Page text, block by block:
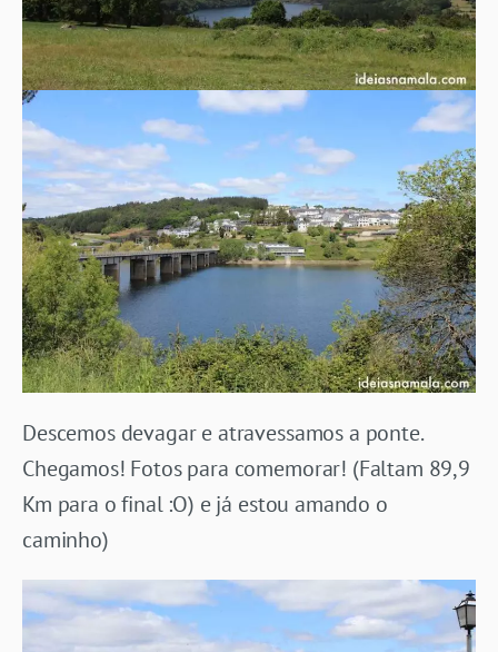
Descemos devagar e atravessamos a ponte.
Chegamos! Fotos para comemorar! (Faltam 89,9
Km para o final :O) e já estou amando o
caminho)